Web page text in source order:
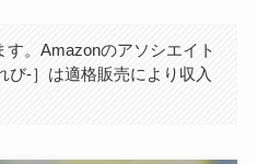
。Amazonのアソシエイト
び-］は適格販売により収入